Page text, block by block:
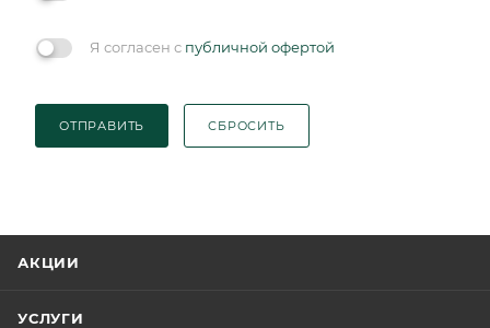
Я согласен с публичной офертой
ОТПРАВИТЬ СБРОСИТЬ
АКЦИИ
УСЛУГИ